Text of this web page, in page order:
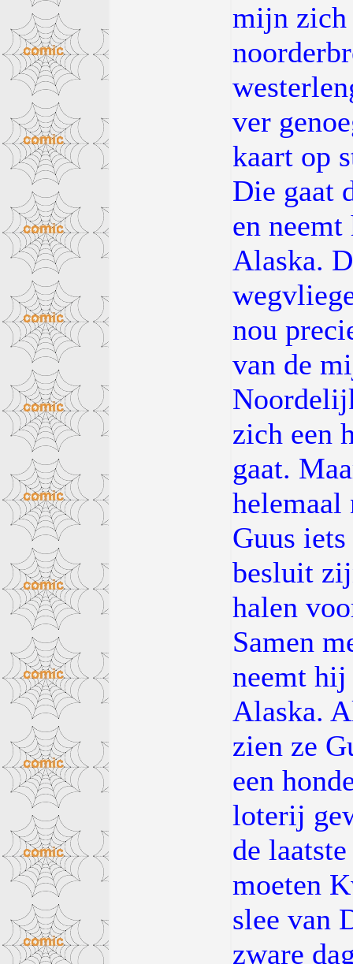
mijn zich
ver
kaart op
Die gaat
en
Alaska.
nou
van de
zich een
gaat.
helemaal
Guus
besluit
halen
Samen
neemt
Alaska.
zien ze
een
loterij
de
moeten
slee van
zware